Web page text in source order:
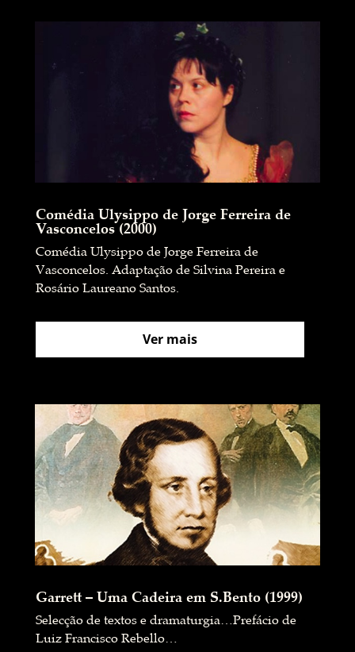
Comédia Ulysippo de Jorge Ferreira de
Vasconcelos (2000)
Comédia Ulysippo de Jorge Ferreira de
Vasconcelos. Adaptação de Silvina Pereira e
Rosário Laureano Santos.
Ver mais
Garrett – Uma Cadeira em S.Bento (1999)
Selecção de textos e dramaturgia…Prefácio de
Luiz Francisco Rebello…